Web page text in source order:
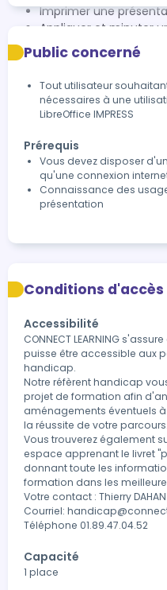
Imprimer une
Appliquer et minuter
Appliquer un effet de
Automatiser le
Lancer un diaporama
Public concerné
Tout utilisateur
nécessaires à une
LibreOffice IMPRESS
Prérequis
Vous devez disposer
qu'une connexion
Connaissance des
présentation
Conditions d'accès
Accessibilité
CONNECT LEARNING
puisse être accessible aux
handicap.
Notre réfèrent handicap
projet de formation afin
aménagements éventuels
la réussite de votre parcours.
Vous trouverez également
espace apprenant le livret
donnant toute les
formation dans les
Votre contact : Thierry DAHAN
Courriel:
Téléphone 01.89.47.04.52
Capacité
1 place